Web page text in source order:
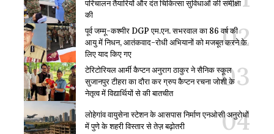
परिचालन तैयारियों और दंत चिकित्सा सुविधाओं की समीक्षा
की
पूर्व जम्मू-कश्मीर DGP एम.एन. सभरवाल का 86 वर्ष की
आयु में निधन, आतंकवाद-रोधी अभियानों को मजबूत करने के
लिए याद किए गए
टेरिटोरियल आर्मी कैप्टन अनुराग ठाकुर ने सैनिक स्कूल
सुजानपुर टीहरा का दौरा कर ग्रुप कैप्टन रचना जोशी के
नेतृत्व में विद्यार्थियों से की बातचीत
लोहेगांव वायुसेना स्टेशन के आसपास निर्माण एनओसी अनुरोधों
में पुणे के शहरी विस्तार से तेज़ बढ़ोतरी